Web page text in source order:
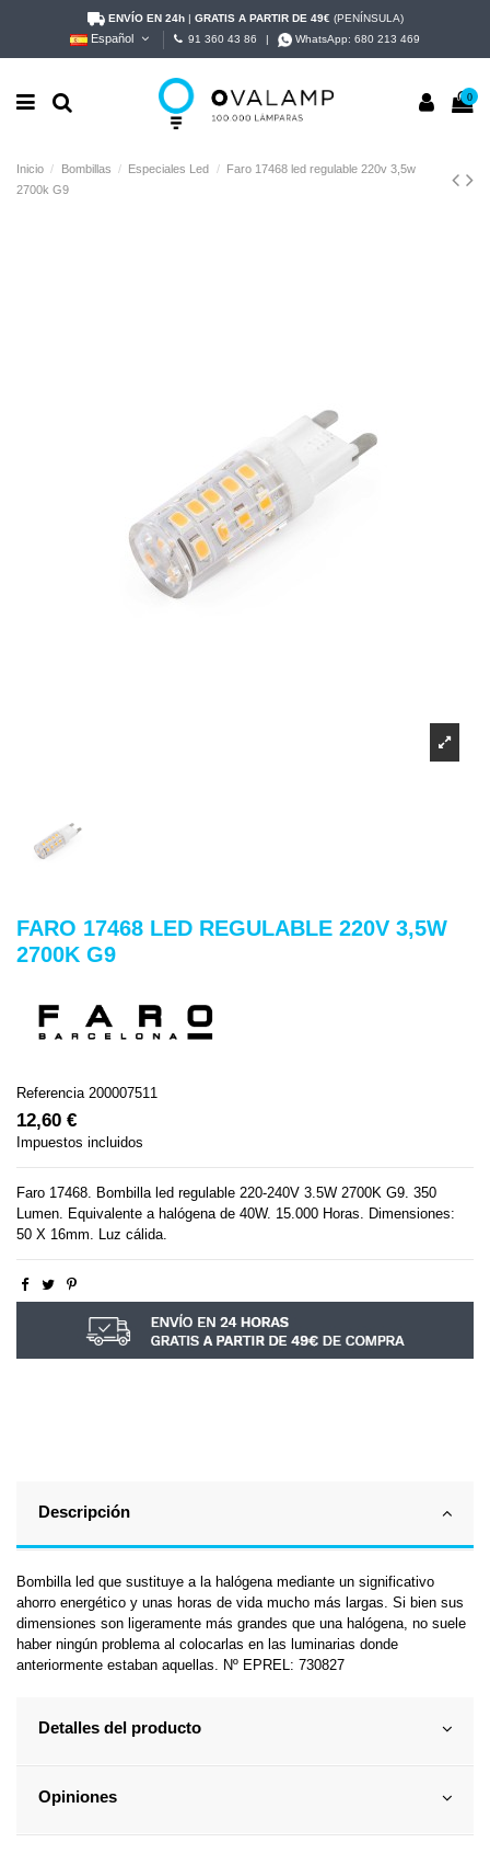
ENVÍO EN 24h| GRATIS A PARTIR DE 49€ (PENÍNSULA)
Español 91 360 43 86 WhatsApp:680 213 469
0
Inicio Bombillas Especiales Led
Faro 17468 led regulable 220v 3,5w
2700k G9
FARO 17468 LED REGULABLE 220V 3,5W
2700K G9
Referencia 200007511
12,60 €
Impuestos incluidos
Faro 17468. Bombilla led regulable 220-240V 3.5W 2700K G9. 350
Lumen. Equivalente a halógena de 40W. 15.000 Horas. Dimensiones:
50 X 16mm. Luz cálida.
Descripción
Bombilla led que sustituye a la halógena mediante un significativo
ahorro energético y unas horas de vida mucho más largas. Si bien sus
dimensiones son ligeramente más grandes que una halógena, no suele
haber ningún problema al colocarlas en las luminarias donde
anteriormente estaban aquellas. Nº EPREL: 730827
Detalles del producto
Opiniones